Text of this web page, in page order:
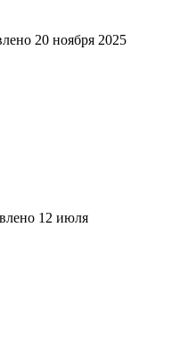
20 ноября 2025
12 июля